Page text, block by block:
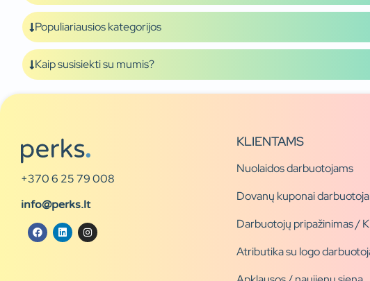
Populiariausios kategorijos
Kaip susisiekti su mumis?
+370 6 25 79 008
info@perks.lt
KLIENTAMS
Nuolaidos darbuotojams
Dovanų kuponai
Darbuotojų pripažinimas /
Atributika su logo